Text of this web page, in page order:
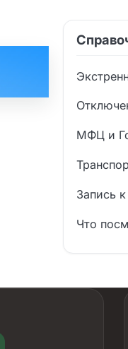
МФЦ и
Запись
Что